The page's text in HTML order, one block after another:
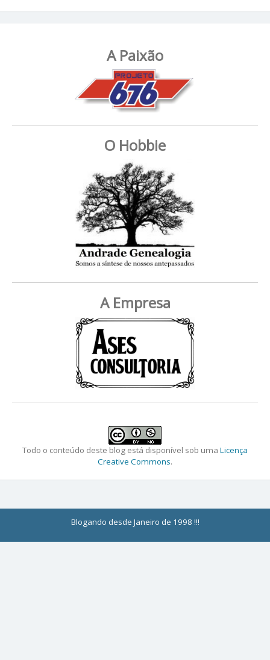
A Paixão
O Hobbie
A Empresa
Todo o conteúdo deste blog está disponível sob uma Licença
Creative Commons.
Blogando desde Janeiro de 1998 !!!